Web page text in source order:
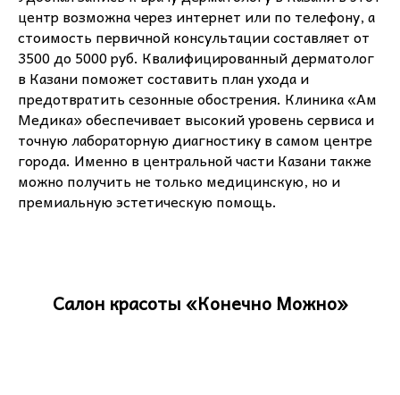
центр возможна через интернет или по телефону, а
стоимость первичной консультации составляет от
3500 до 5000 руб. Квалифицированный дерматолог
в Казани поможет составить план ухода и
предотвратить сезонные обострения. Клиника «Ам
Медика» обеспечивает высокий уровень сервиса и
точную лабораторную диагностику в самом центре
города. Именно в центральной части Казани также
можно получить не только медицинскую, но и
премиальную эстетическую помощь.
Салон красоты «Конечно Можно»